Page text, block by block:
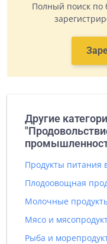
Полный поиск по
Другие
Продукты питания
Плодоовощная
Молочные
Мясо и
Рыба и